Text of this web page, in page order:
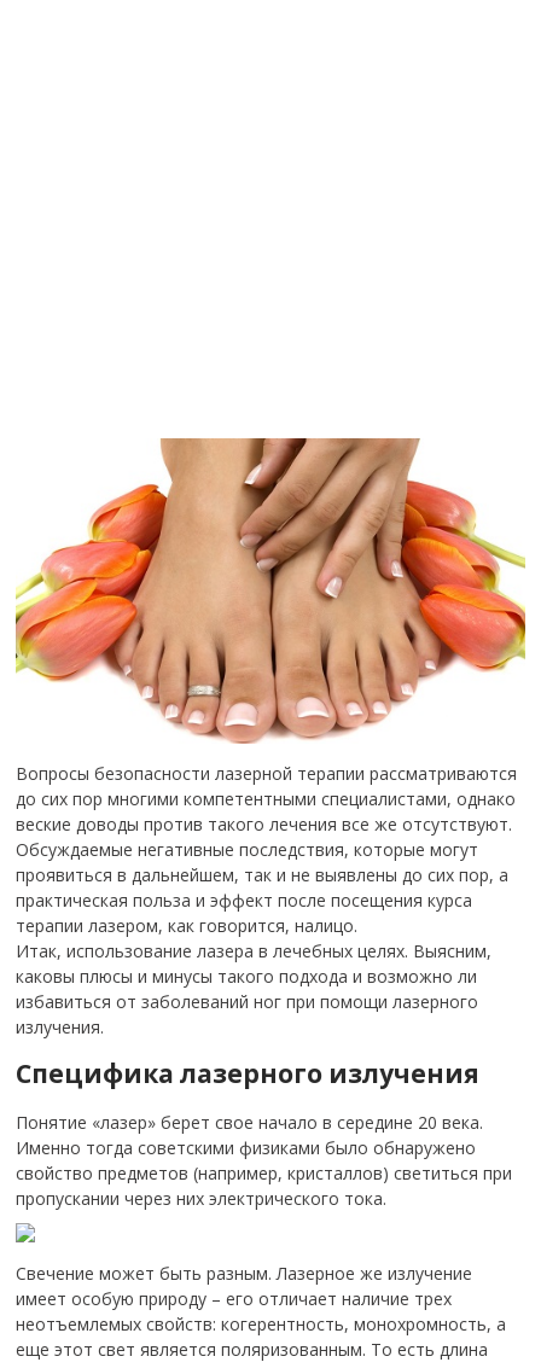
Вопросы безопасности лазерной терапии рассматриваются
до сих пор многими компетентными специалистами, однако
веские доводы против такого лечения все же отсутствуют.
Обсуждаемые негативные последствия, которые могут
проявиться в дальнейшем, так и не выявлены до сих пор, а
практическая польза и эффект после посещения курса
терапии лазером, как говорится, налицо.
Итак, использование лазера в лечебных целях. Выясним,
каковы плюсы и минусы такого подхода и возможно ли
избавиться от заболеваний ног при помощи лазерного
излучения.
Специфика лазерного излучения
Понятие «лазер» берет свое начало в середине 20 века.
Именно тогда советскими физиками было обнаружено
свойство предметов (например, кристаллов) светиться при
пропускании через них электрического тока.
Свечение может быть разным. Лазерное же излучение
имеет особую природу – его отличает наличие трех
неотъемлемых свойств: когерентность, монохромность, а
еще этот свет является поляризованным. То есть длина